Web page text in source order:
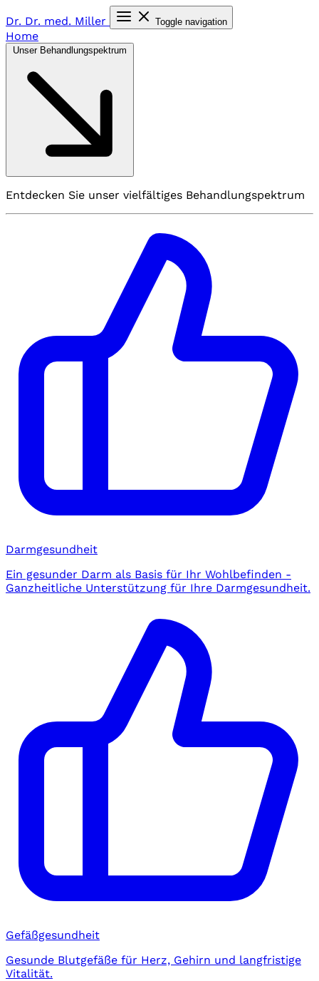
Dr. Dr. med. Miller Toggle navigation
Home
Entdecken Sie unser vielfältiges Behandlungspektrum
Darmgesundheit
Ein gesunder Darm als Basis für Ihr Wohlbefinden -
Ganzheitliche Unterstützung für Ihre Darmgesundheit.
Gefäßgesundheit
Gesunde Blutgefäße für Herz, Gehirn und langfristige
Vitalität.